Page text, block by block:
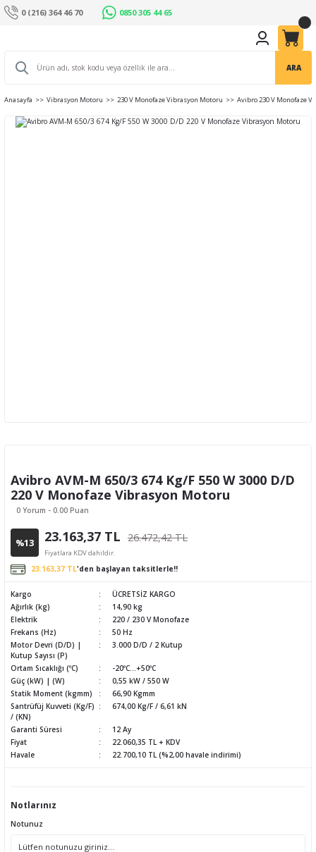
0 (216) 364 46 70 0850 305 44 65
ARA
Anasayfa Vibrasyon Motoru 230 V Monofaze Vibrasyon Motoru Avibro 230 V Monofaze
Avibro AVM-M 650/3 674 Kg/F 550 W 3000 D/D
220 V Monofaze Vibrasyon Motoru
0 Yorum - 0.00 Puan
%13 23.163,37 TL 26.472,42 TL
Fiyatlara KDV dahildir.
23.163,37 TL'den başlayan taksitlerle!!
Kargo
ÜCRETSİZ KARGO
Ağırlık (kg)
14,90 kg
Elektrik
220 / 230 V Monofaze
Frekans (Hz)
50 Hz
Motor Devri (D/D) |
Kutup Sayısı (P)
3.000 D/D / 2 Kutup
Ortam Sıcaklığı (ºC)
-20ºC...+50ºC
Güç (kW) | (W)
0,55 kW / 550 W
Statik Moment (kgmm)
66,90 Kgmm
Santrüfüj Kuvveti (Kg/F)
/ (KN)
674,00 Kg/F / 6,61 kN
Garanti Süresi
12 Ay
Fiyat
22.060,35 TL + KDV
Havale
22.700,10 TL (%2,00 havale indirimi)
Notlarınız
Notunuz